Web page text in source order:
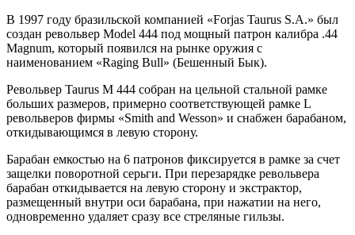
В 1997 году бразильской компанией «Forjas Taurus S.A.» был
создан револьвер Model 444 под мощный патрон калибра .44
Magnum, который появился на рынке оружия с
наименованием «Raging Bull» (Бешенный Бык).
Револьвер Taurus M 444 собран на цельной стальной рамке
больших размеров, примерно соответствующей рамке L
револьверов фирмы «Smith and Wesson» и снабжен барабаном,
откидывающимся в левую сторону.
Барабан емкостью на 6 патронов фиксируется в рамке за счет
защелки поворотной серьги. При перезарядке револьвера
барабан откидывается на левую сторону и экстрактор,
размещенный внутри оси барабана, при нажатии на него,
одновременно удаляет сразу все стреляные гильзы.